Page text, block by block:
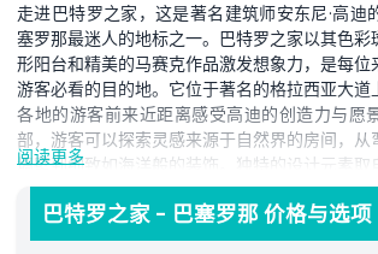
走进巴特罗之家，这是著名建筑师安东尼·高迪
塞罗那最迷人的地标之一。巴特罗之家以其色
形阳台和精美的马赛克作品激发想象力，是每位
游客必看的目的地。它位于著名的格拉西亚大
各地的游客前来近距离感受高迪的创造力与愿
部，游客可以探索灵感来源于自然界的房间，从
墙壁到细致如海洋般的装饰。独特的设计元素取
赋予巴特罗之家独特且超凡脱俗的氛围。游客
屋顶，上面点缀着异想天开的烟囱，增添了童话
筑爱好者、艺术爱好者，还是寻求巴塞罗那标
阅读更多
巴特罗之家 - 巴塞罗那 价格与选项